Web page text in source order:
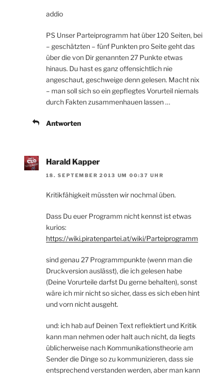
addio
PS Unser Parteiprogramm hat über 120 Seiten, bei
– geschätzten – fünf Punkten pro Seite geht das
über die von Dir genannten 27 Punkte etwas
hinaus. Du hast es ganz offensichtlich nie
angeschaut, geschweige denn gelesen. Macht nix
– man soll sich so ein gepflegtes Vorurteil niemals
durch Fakten zusammenhauen lassen …
Antworten
Harald Kapper
18. SEPTEMBER 2013 UM 00:37 UHR
Kritikfähigkeit müssten wir nochmal üben.
Dass Du euer Programm nicht kennst ist etwas
kurios:
https://wiki.piratenpartei.at/wiki/Parteiprogramm
sind genau 27 Programmpunkte (wenn man die
Druckversion auslässt), die ich gelesen habe
(Deine Vorurteile darfst Du gerne behalten), sonst
wäre ich mir nicht so sicher, dass es sich eben hint
und vorn nicht ausgeht.
und: ich hab auf Deinen Text reflektiert und Kritik
kann man nehmen oder halt auch nicht, da liegts
üblicherweise nach Kommunikationstheorie am
Sender die Dinge so zu kommunizieren, dass sie
entsprechend verstanden werden, aber man kann